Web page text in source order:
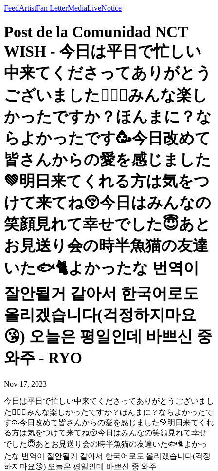
FeedArtistFan LetterMediaLiveNotice
Post de la Comunidad NCT
WISH - 今日は平日で忙しい
中来てくださってありがとう
ございました🙇🏻‍♂️みんな楽し
かったですか？ほんまに？な
らよかったです🥳今日改めて
皆さんからの愛を感じました
💚明日来てくれる方は気をつ
けて来てね😚今日はみんなの
笑顔見れて幸せでした😇あと
お見送り会の時半魚猫の友達
いた🐟🐈よかったな 번역이
잘안될거 같아서 한국어로도
올리겠습니다(걱정하지마요
😘) 오늘은 평일인데 바쁘신 중
와주 - RYO
Nov 17, 2023
今日は平日で忙しい中来てくださってありがとうございまし
た🙇🏻‍♂️みんな楽しかったですか？ほんまに？ならよかったで
す🥳今日改めて皆さんからの愛を感じました💚明日来てくれ
る方は気をつけて来てね😚今日はみんなの笑顔見れて幸せ
でした😇あとお見送り会の時半魚猫の友達いた🐟🐈よかっ
たな 번역이 잘안될거 같아서 한국어로도 올리겠습니다(걱정
하지마요😘) 오늘은 평일인데 바쁘신 중 와주